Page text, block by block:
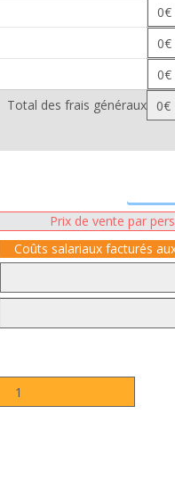
Total des frais généraux
Prix de vente par
Coûts salariaux facturés